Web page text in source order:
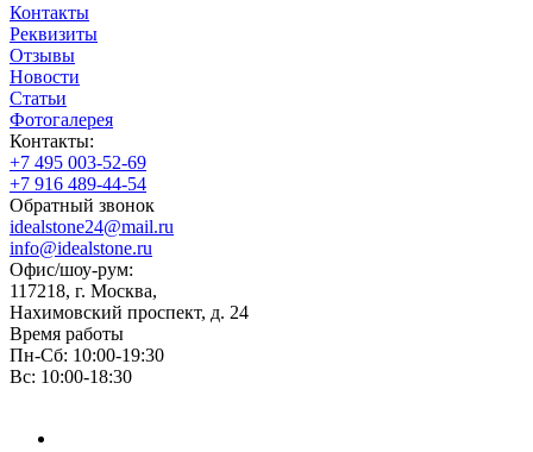
Контакты
Реквизиты
Отзывы
Новости
Статьи
Фотогалерея
Контакты:
+7 495 003-52-69
+7 916 489-44-54
Обратный звонок
idealstone24@mail.ru
info@idealstone.ru
Офис/шоу-рум:
117218, г. Москва,
Нахимовский проспект, д. 24
Время работы
Пн-Сб: 10:00-19:30
Вс: 10:00-18:30